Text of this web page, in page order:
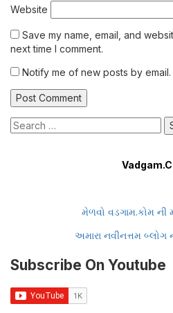
Website
Save my name, email, and
next time I comment.
Notify me of new posts by email.
Search
for:
મેળવો વડગામ.કોમ
અમારા નવીનત્તમ બ્લોગ
Subscribe On Youtube